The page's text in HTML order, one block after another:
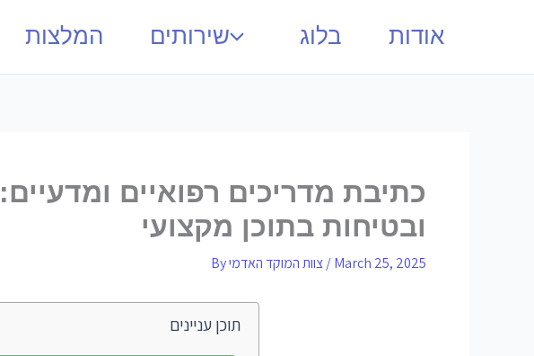
המלצות שירותים בלוג אודות
כתיבת מדריכים רפואיים
ובטיחות בתוכן מקצועי
By /March 25, 2025
תוכן עניינים